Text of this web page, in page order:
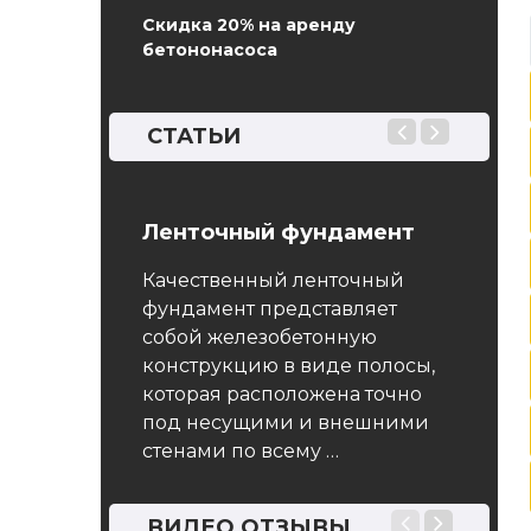
Скидка 20% на аренду
бетононасоса
СТАТЬИ
Ленточный фундамент
Качественный ленточный
фундамент представляет
собой железобетонную
конструкцию в виде полосы,
которая расположена точно
под несущими и внешними
стенами по всему …